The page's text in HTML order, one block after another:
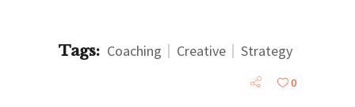
Tags: Coaching Creative Strategy
0